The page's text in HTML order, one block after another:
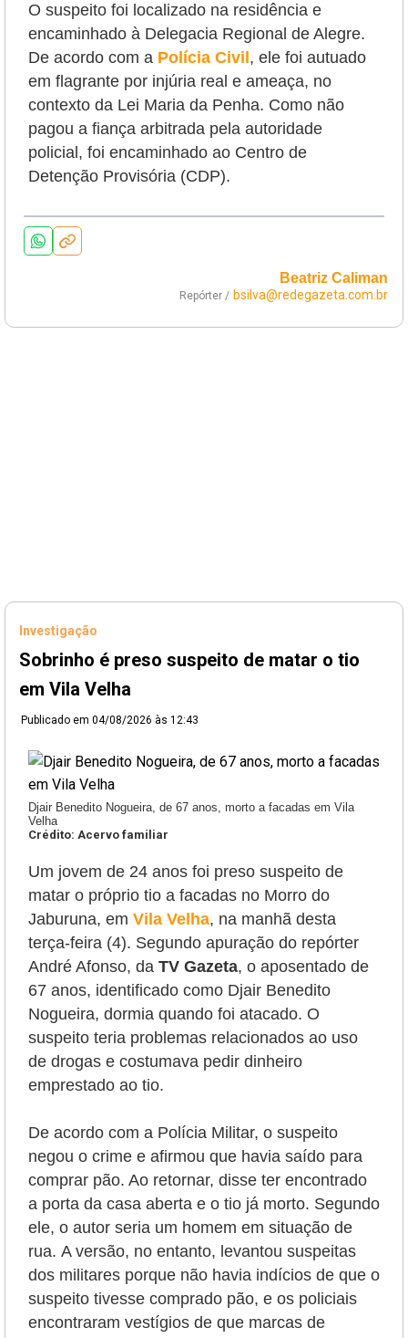
O suspeito foi localizado na residência e
encaminhado à Delegacia Regional de Alegre.
De acordo com a Polícia Civil , ele foi autuado
em flagrante por injúria real e ameaça, no
contexto da Lei Maria da Penha. Como não
pagou a fiança arbitrada pela autoridade
policial, foi encaminhado ao Centro de
Detenção Provisória (CDP).
Beatriz Caliman
Repórter / bsilva@redegazeta.com.br
Investigação
Sobrinho é preso suspeito de matar o tio
em Vila Velha
Publicado em 04/08/2026 às 12:43
Djair Benedito Nogueira, de 67 anos, morto a facadas em Vila
Velha
Crédito: Acervo familiar
Um jovem de 24 anos foi preso suspeito de
matar o próprio tio a facadas no Morro do
Jaburuna, em Vila Velha, na manhã desta
terça-feira (4). Segundo apuração do repórter
André Afonso, da TV Gazeta, o aposentado de
67 anos, identificado como Djair Benedito
Nogueira, dormia quando foi atacado. O
suspeito teria problemas relacionados ao uso
de drogas e costumava pedir dinheiro
emprestado ao tio.
De acordo com a Polícia Militar, o suspeito
negou o crime e afirmou que havia saído para
comprar pão. Ao retornar, disse ter encontrado
a porta da casa aberta e o tio já morto. Segundo
ele, o autor seria um homem em situação de
rua. A versão, no entanto, levantou suspeitas
dos militares porque não havia indícios de que o
suspeito tivesse comprado pão, e os policiais
encontraram vestígios de que marcas de